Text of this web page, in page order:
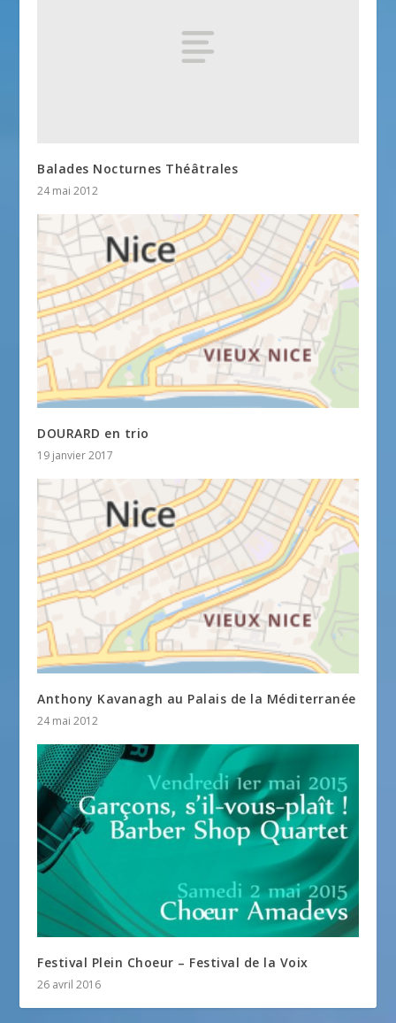
Balades Nocturnes Théâtrales
24 mai 2012
DOURARD en trio
19 janvier 2017
Anthony Kavanagh au Palais de la Méditerranée
24 mai 2012
Festival Plein Choeur – Festival de la Voix
26 avril 2016